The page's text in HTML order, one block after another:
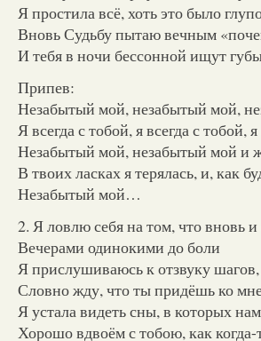
Я простила всё, хоть это было
Вновь Судьбу пытаю вечным
И тебя в ночи бессонной ищут
Припев:
Незабытый мой, незабытый мой,
Я всегда с тобой, я всегда с тобой,
Незабытый мой, незабытый мой и
В твоих ласках я терялась, и, как
Незабытый мой…
2. Я ловлю себя на том, что вновь
Вечерами одинокими до боли
Я прислушиваюсь к отзвуку шагов,
Словно жду, что ты придёшь ко мне
Я устала видеть сны, в которых нам
Хорошо вдвоём с тобою, как когда-